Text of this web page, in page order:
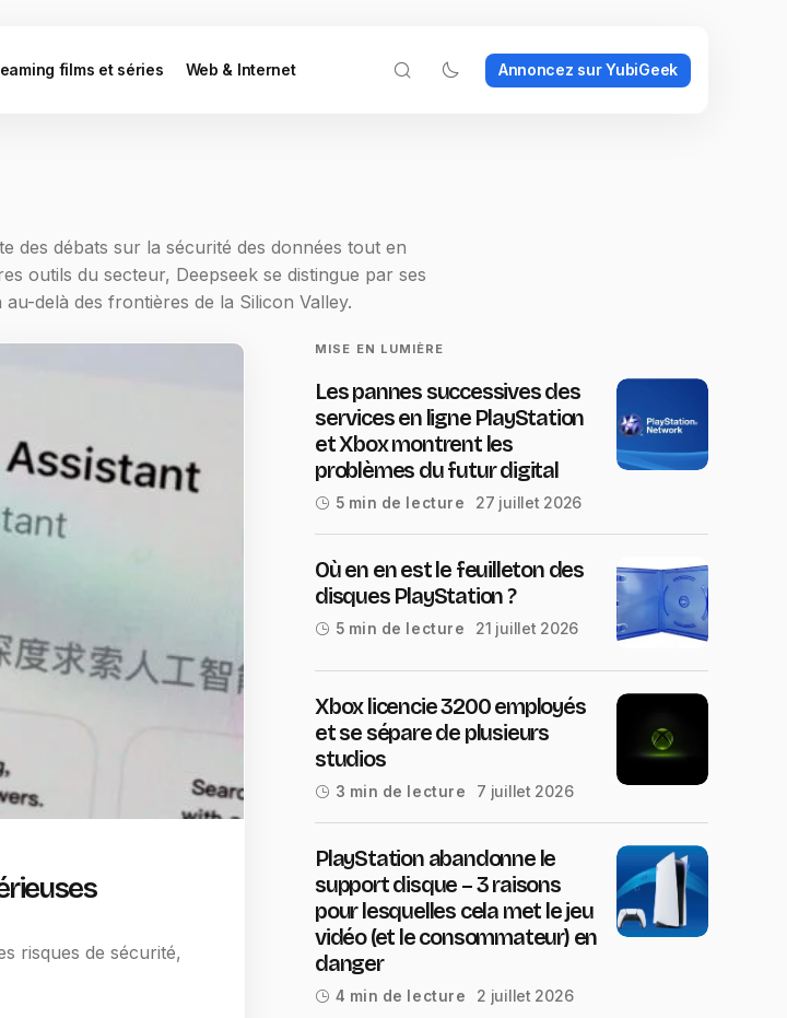
films et séries Web & Internet Annoncez sur YubiGeek
des débats sur la sécurité des données tout en
outils du secteur, Deepseek se distingue par ses
delà des frontières de la Silicon Valley.
risques de sécurité,
MISE EN LUMIÈRE
Les pannes successives des
services en ligne PlayStation
et Xbox montrent les
problèmes du futur digital
5 min de lecture 27 juillet 2026
Où en en est le feuilleton des
disques PlayStation ?
5 min de lecture 21 juillet 2026
Xbox licencie 3200 employés
et se sépare de plusieurs
studios
3 min de lecture 7 juillet 2026
PlayStation abandonne le
support disque – 3 raisons
pour lesquelles cela met le jeu
vidéo (et le consommateur) en
danger
4 min de lecture 2 juillet 2026